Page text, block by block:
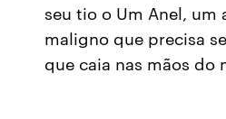
seu tio o Um Anel, um
maligno que precisa
que caia nas mãos do